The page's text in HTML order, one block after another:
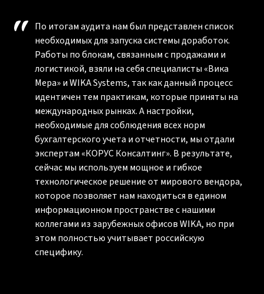
По итогам аудита нам был представлен список
необходимых для запуска системы доработок.
Работы по блокам, связанным с продажами и
логистикой, взяли на себя специалисты «Вика
Мера» и WIKA Systems, так как данный процесс
идентичен тем практикам, которые приняты на
международных рынках. А настройки,
необходимые для соблюдения всех норм
бухгалтерского учета и отчетности, мы отдали
экспертам «КОРУС Консалтинг». В результате,
сейчас мы используем мощное и гибкое
технологическое решение от мирового вендора,
которое позволяет нам находиться в едином
информационном пространстве с нашими
коллегами из зарубежных офисов WIKA, но при
этом полностью учитывает российскую
специфику.